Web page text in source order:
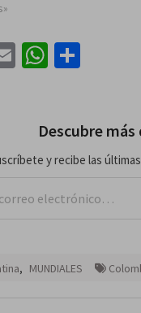
Email
Descubre
y recibe las
, MUNDIALES